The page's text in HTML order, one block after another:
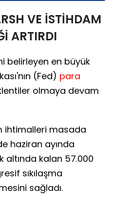
VE İSTİHDAM
ARTIRDI
belirleyen en büyük
(Fed) para
olmaya devam
ihtimalleri masada
haziran ayında
altında kalan 57.000
sıkılaşma
sağladı.